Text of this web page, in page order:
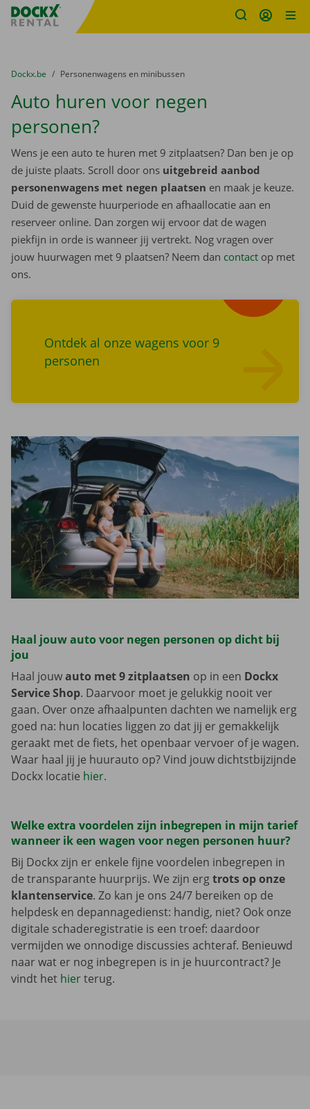
Fratello DEMO
U bevindt zich hier:
van
Dockx.be naar
Personenwagens en minibussen
Auto huren voor negen
personen?
Wens je een auto te huren met 9 zitplaatsen? Dan ben je op
de juiste plaats. Scroll door ons uitgebreid aanbod
personenwagens met negen plaatsen en maak je keuze.
Duid de gewenste huurperiode en afhaallocatie aan en
reserveer online. Dan zorgen wij ervoor dat de wagen
piekfijn in orde is wanneer jij vertrekt. Nog vragen over
jouw huurwagen met 9 plaatsen? Neem dan contact op met
ons.
Ontdek al onze wagens voor 9
personen
Haal jouw auto voor negen personen op dicht bij
jou
Haal jouwauto met 9 zitplaatsen op in een Dockx
Service Shop. Daarvoor moet je gelukkig nooit ver
gaan. Over onze afhaalpunten dachten we namelijk erg
goed na: hun locaties liggen zo dat jij er gemakkelijk
geraakt met de fiets, het openbaar vervoer of je wagen.
Waar haal jij je huurauto op? Vind jouw dichtstbijzijnde
Dockx locatie hier.
Welke extra voordelen zijn inbegrepen in mijn tarief
wanneer ik een wagen voor negen personen huur?
Bij Dockx zijn er enkele fijne voordelen inbegrepen in
de transparante huurprijs. We zijn ergtrots op onze
klantenservice. Zo kan je ons 24/7 bereiken op de
helpdesk en depannagedienst: handig, niet? Ook onze
digitale schaderegistratie is een troef: daardoor
vermijden we onnodige discussies achteraf. Benieuwd
naar wat er nog inbegrepen is in je huurcontract? Je
vindt het hierterug.